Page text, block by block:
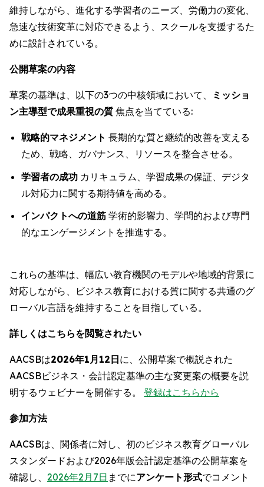
維持しながら、進化する学習者のニーズ、労働力の変化、
急速な技術変革に対応できるよう、スクールを支援するた
めに設計されている。
公開草案の内容
草案の基準は、以下の3つの中核領域において、
ミッショ
ン主導型で成果重視の質 焦点を当てている:
戦略的マネジメント 長期的な質と継続的改善を支える
ため、戦略、ガバナンス、リソースを整合させる。
学習者の成功 カリキュラム、学習成果の保証、デジタ
ル対応力に関する期待値を高める。
インパクトへの道筋 学術的影響力、学問的および専門
的なエンゲージメントを推進する。
これらの基準は、幅広い教育機関のモデルや地域的背景に
対応しながら、ビジネス教育における質に関する共通のグ
ローバル言語を維持することを目指している。
詳しくはこちらを閲覧されたい
AACSBは2026年1月12日に、公開草案で概説された
AACSBビジネス・会計認定基準の主な変更案の概要を説
明するウェビナーを開催する。 登録はこちらから
参加方法
AACSBは、関係者に対し、初のビジネス教育グローバル
スタンダードおよび2026年版会計認定基準の公開草案を
確認し、 2026年2月7日 までにアンケート形式でコメント